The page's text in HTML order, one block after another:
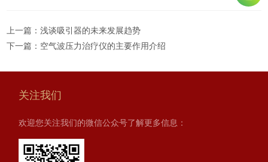
上一篇：浅谈吸引器的未来发展趋势
下一篇： 空气波压力治疗仪的主要作用介绍
关注我们
欢迎您关注我们的微信公众号了解更多信息：